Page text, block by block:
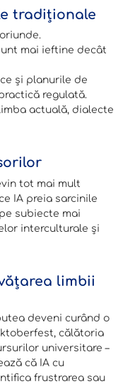
tradiționale
mai ieftine decât
și planurile de
regulată.
actuală, dialecte
tot mai mult
IA preia sarcinile
subiecte mai
interculturale și
limbii
deveni curând o
călătoria
universitare –
că IA cu
frustrarea sau